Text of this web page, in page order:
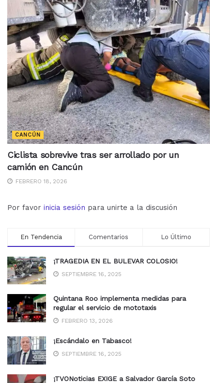
CANCÚN
Ciclista sobrevive tras ser arrollado por un
camión en Cancún
FEBRERO 18, 2026
Por favor inicia sesión para unirte a la discusión
En Tendencia Comentarios Lo Último
¡TRAGEDIA EN EL BULEVAR COLOSIO!
SEPTIEMBRE 16, 2025
Quintana Roo implementa medidas para
regular el servicio de mototaxis
FEBRERO 13, 2026
¡Escándalo en Tabasco!
SEPTIEMBRE 16, 2025
¡TVONoticias EXIGE a Salvador García Soto